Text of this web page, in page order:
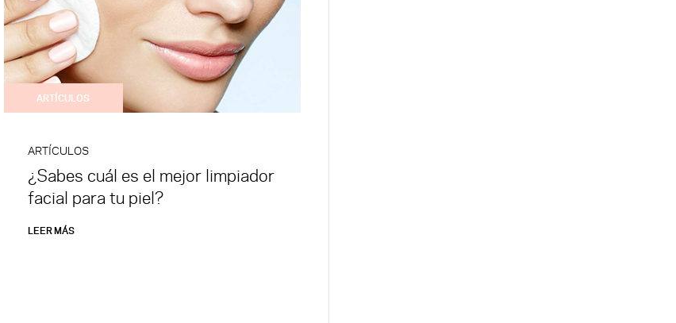
ARTÍCULOS
ARTÍCULOS
¿Sabes cuál es el mejor limpiador
facial para tu piel?
LEER MÁS